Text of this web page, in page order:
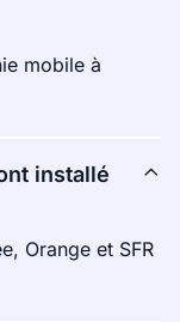
mobile à
installé
Orange et SFR